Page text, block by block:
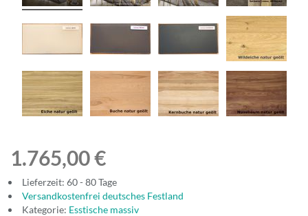
1.765,00 €
Lieferzeit: 60 - 80 Tage
Versandkostenfrei deutsches Festland
Kategorie: Esstische massiv